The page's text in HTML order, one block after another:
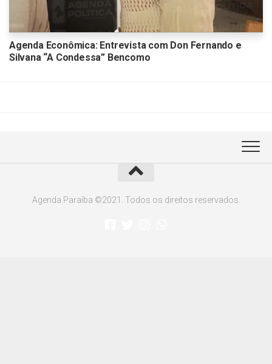
Agenda Econômica: Entrevista com Don Fernando e
Silvana “A Condessa” Bencomo
Agenda Paraíba ©2021. Todos os direitos reservados.